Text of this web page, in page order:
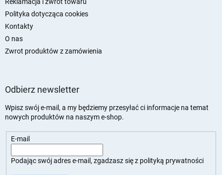
Reklamacja i zwrot towaru
Polityka dotycząca cookies
Kontakty
O nas
Zwrot produktów z zamówienia
Odbierz newsletter
Wpisz swój e-mail, a my będziemy przesyłać ci informacje na temat
nowych produktów na naszym e-shop.
E-mail
Podając swój adres e-mail, zgadzasz się z polityką prywatności